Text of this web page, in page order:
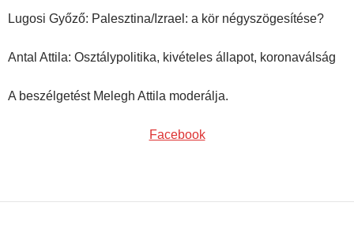
Lugosi Győző: Palesztina/Izrael: a kör négyszögesítése?
Antal Attila: Osztálypolitika, kivételes állapot, koronaválság
A beszélgetést Melegh Attila moderálja.
Facebook